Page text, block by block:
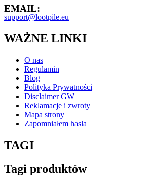
EMAIL:
support@lootpile.eu
WAŻNE LINKI
O nas
Regulamin
Blog
Polityka Prywatności
Disclaimer GW
Reklamacje i zwroty
Mapa strony
Zapomniałem hasla
TAGI
Tagi produktów